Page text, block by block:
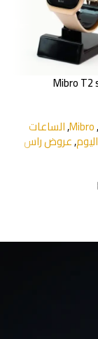
Mibro
,
Mibro
,الساعات
,عروض راس